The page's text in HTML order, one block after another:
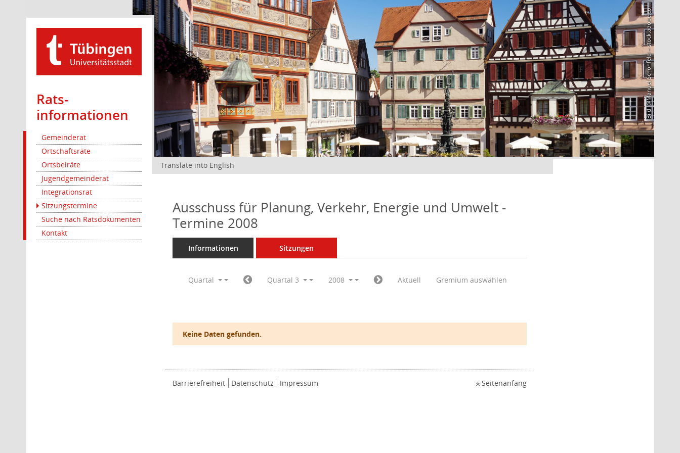
Rats­
informationen
Gemeinderat
Ortschaftsräte
Ortsbeiräte
Jugendgemeinderat
Integrationsrat
Sitzungstermine
Suche nach Ratsdokumenten
Kontakt
Bild: @Manuel Schönfeld – stock.adobe.com
Translate into English
Ausschuss für Planung, Verkehr, Energie und Umwelt -
Termine 2008
Informationen Sitzungen
Quartal Quartal 3 2008 Aktuell Gremium auswählen
Keine Daten gefunden.
Barrierefreiheit Datenschutz Impressum Seitenanfang